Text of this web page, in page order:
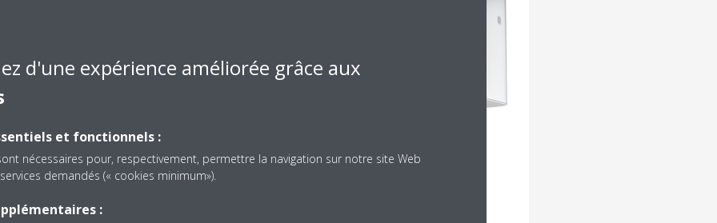
rapide pendant le démarrage
raccordables
un impact environnemental de
et d'importantes réductions des
d'une expérience améliorée grâce aux
et fonctionnels :
nécessaires pour, respectivement, permettre la navigation sur notre site Web
demandés (« cookies minimum»).
: